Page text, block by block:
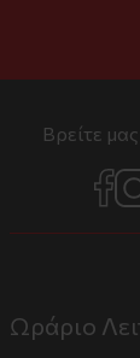
Βρείτε
Ωράριο